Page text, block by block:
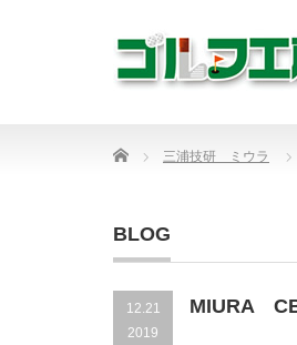
Home 三浦技研 ミウラ
BLOG
12.21
2019
MIURA